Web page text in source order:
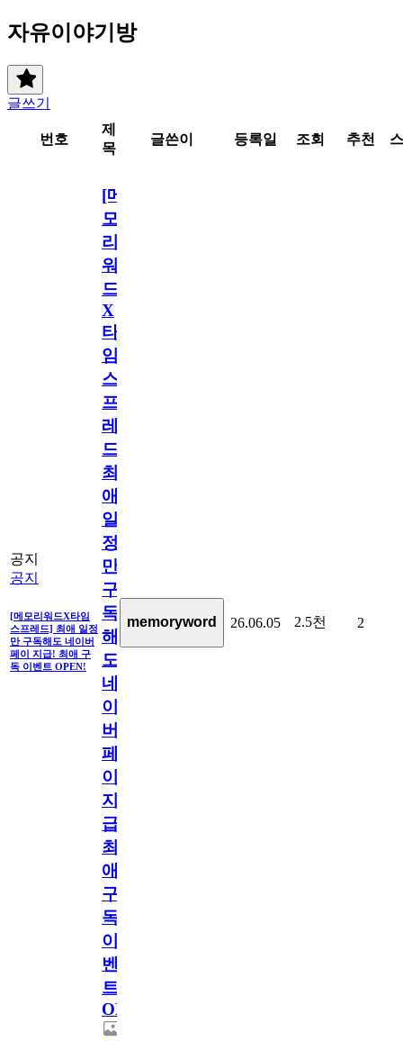
자유이야기방
글쓰기
번호
제
목
글쓴이 등록일 조회 추천
공지
공지
[메모리워드X타임
스프레드] 최애 일정
만 구독해도 네이버
페이 지급! 최애 구
독 이벤트 OPEN!
[메
모
리
워
드
X
타
임
스
프
레
드]
최
애
일
정
만
구
독
해
도
네
이
버
페
이
지
급!
최
애
구
독
이
벤
트
OPEN!
memoryword 26.06.05 2.5천 2